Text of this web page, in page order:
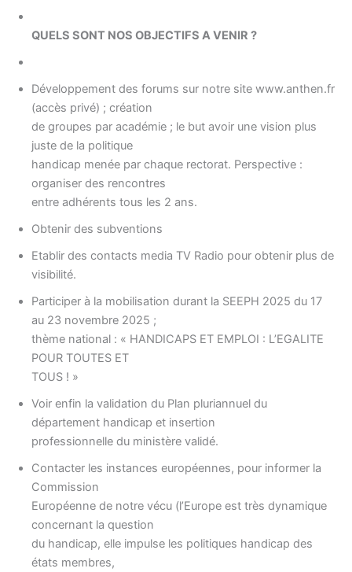
QUELS SONT NOS OBJECTIFS A VENIR ?
Développement des forums sur notre site www.anthen.fr
(accès privé) ; création
de groupes par académie ; le but avoir une vision plus
juste de la politique
handicap menée par chaque rectorat. Perspective :
organiser des rencontres
entre adhérents tous les 2 ans.
Obtenir des subventions
Etablir des contacts media TV Radio pour obtenir plus de
visibilité.
Participer à la mobilisation durant la SEEPH 2025 du 17
au 23 novembre 2025 ;
thème national : « HANDICAPS ET EMPLOI : L’EGALITE
POUR TOUTES ET
TOUS ! »
Voir enfin la validation du Plan pluriannuel du
département handicap et insertion
professionnelle du ministère validé.
Contacter les instances européennes, pour informer la
Commission
Européenne de notre vécu (l’Europe est très dynamique
concernant la question
du handicap, elle impulse les politiques handicap des
états membres,